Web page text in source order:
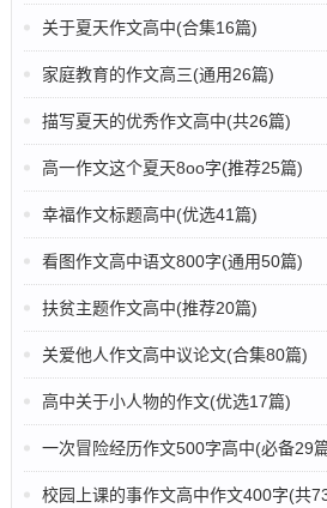
关于夏天作文高中(合集16篇)
家庭教育的作文高三(通用26篇)
描写夏天的优秀作文高中(共26篇)
高一作文这个夏天8oo字(推荐25篇)
幸福作文标题高中(优选41篇)
看图作文高中语文800字(通用50篇)
扶贫主题作文高中(推荐20篇)
关爱他人作文高中议论文(合集80篇)
高中关于小人物的作文(优选17篇)
一次冒险经历作文500字高中(必备29
校园上课的事作文高中作文400字(共